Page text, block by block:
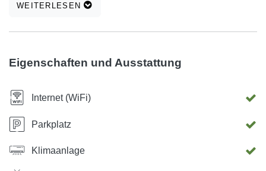
Schlafzimmer, Bad, TV / SAT, Internet (Wifi), Klimaanlage,
Kühlschrank, Geschirrspüler ...). Für mehr Informationen
kontaktieren Sie uns bitte über unsere E-Mail! Wir hoffen,
dass Sie sich entscheiden, unsere Wohnungen Mistral zu
mieten
WEITERLESEN
Eigenschaften und Ausstattung
Internet (WiFi)
Parkplatz
Klimaanlage